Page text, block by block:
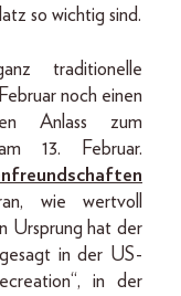
so wichtig sind.
traditionelle
noch einen
Anlass zum
13. Februar.
wie wertvoll
Ursprung hat der
in der US-
in der